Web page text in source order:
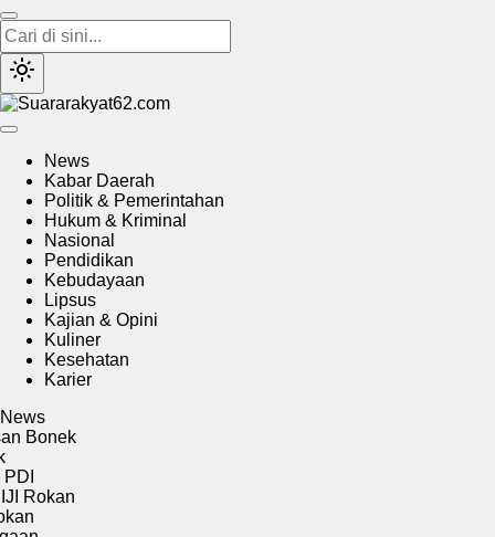
News
Kabar Daerah
Politik & Pemerintahan
Hukum & Kriminal
Nasional
Pendidikan
Kebudayaan
Lipsus
Kajian & Opini
Kuliner
Kesehatan
Karier
News